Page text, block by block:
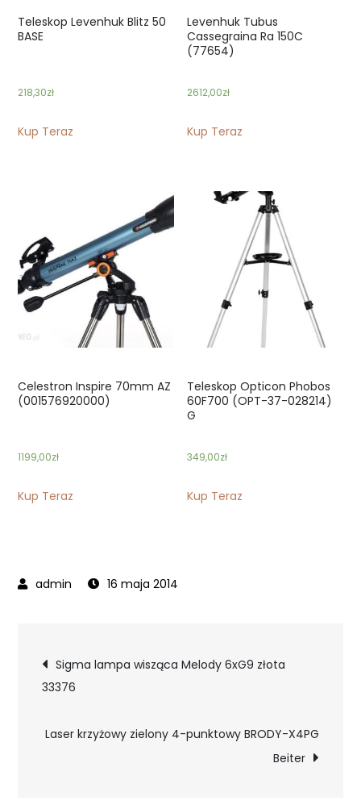
Teleskop Levenhuk Blitz 50
BASE
218,30zł
Kup Teraz
Levenhuk Tubus
Cassegraina Ra 150C
(77654)
2612,00zł
Kup Teraz
Celestron Inspire 70mm AZ
(001576920000)
1199,00zł
Kup Teraz
Teleskop Opticon Phobos
60F700 (OPT-37-028214)
G
349,00zł
Kup Teraz
16 maja 2014
Nawigacja
wpisu
Sigma lampa wisząca Melody 6xG9 złota
33376
Laser krzyżowy zielony 4-punktowy BRODY-X4PG
Beiter